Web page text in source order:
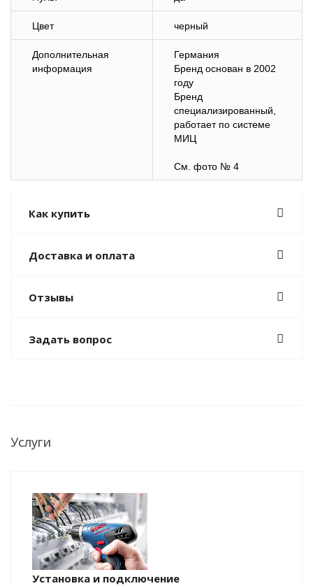
Цвет черный
Дополнительная
информация
Германия
Бренд основан в 2002
году
Бренд
специализированный,
работает по системе
МИЦ
См. фото № 4
Как купить
Доставка и оплата
Отзывы
Задать вопрос
Услуги
Установка и подключение